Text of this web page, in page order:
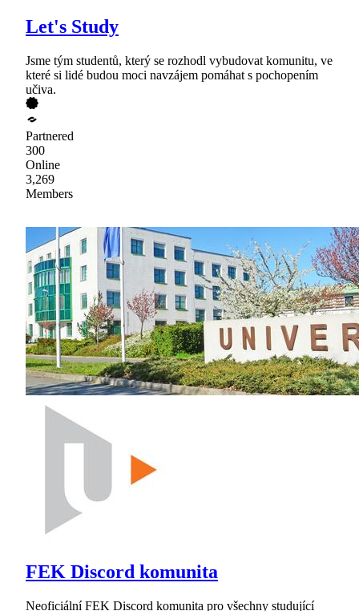
Let's Study
Jsme tým studentů, který se rozhodl vybudovat komunitu, ve
které si lidé budou moci navzájem pomáhat s pochopením
učiva.
Partnered
300
Online
3,269
Members
FEK Discord komunita
Neoficiální FEK Discord komunita pro všechny studující